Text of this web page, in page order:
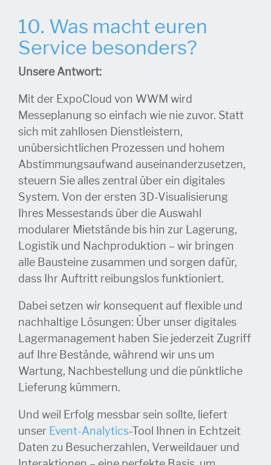
10. Was macht euren
Service besonders?
Unsere Antwort:
Mit der ExpoCloud von WWM wird
Messeplanung so einfach wie nie zuvor. Statt
sich mit zahllosen Dienstleistern,
unübersichtlichen Prozessen und hohem
Abstimmungsaufwand auseinanderzusetzen,
steuern Sie alles zentral über ein digitales
System. Von der ersten 3D-Visualisierung
Ihres Messestands über die Auswahl
modularer Mietstände bis hin zur Lagerung,
Logistik und Nachproduktion – wir bringen
alle Bausteine zusammen und sorgen dafür,
dass Ihr Auftritt reibungslos funktioniert.
Dabei setzen wir konsequent auf flexible und
nachhaltige Lösungen: Über unser digitales
Lagermanagement haben Sie jederzeit Zugriff
auf Ihre Bestände, während wir uns um
Wartung, Nachbestellung und die pünktliche
Lieferung kümmern.
Und weil Erfolg messbar sein sollte, liefert
unser Event-Analytics-Tool Ihnen in Echtzeit
Daten zu Besucherzahlen, Verweildauer und